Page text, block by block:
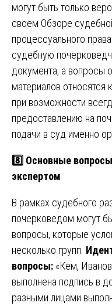
могут быть только
своем Обзоре
процессуального
судебную
документа, а вопросы
материалов относятся
при возможности
предоставлению на
подачи в суд именно
8️⃣ Основные
экспертом
В рамках судебного
почерковедом могут
вопросы, которые
несколько групп.
вопросы: «Кем,
выполнена подпись в
разными лицами